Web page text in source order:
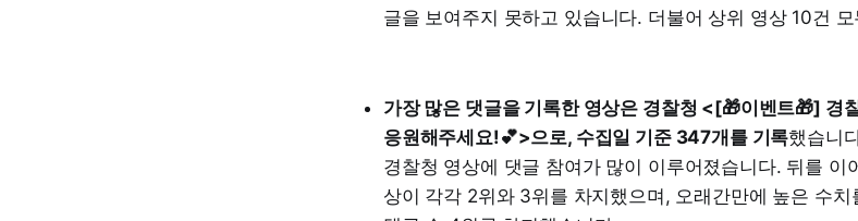
글을 보여주지 못하고 있습니다. 더불어 상위 영상 10건
가장 많은 댓글을 기록한 영상은 경찰청 <[🎁이벤트🎁] 경
응원해주세요!💕>으로, 수집일 기준 347개를 기록했습니
경찰청 영상에 댓글 참여가 많이 이루어졌습니다. 뒤를 이
상이 각각 2위와 3위를 차지했으며, 오래간만에 높은 수